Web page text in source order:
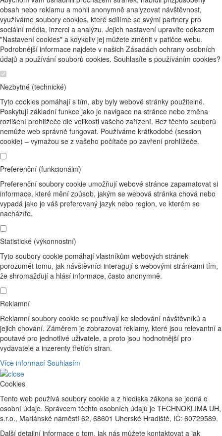
obsah nebo reklamu a mohli anonymně analyzovat návštěvnost,
využíváme soubory cookies, které sdílíme se svými partnery pro
sociální média, inzerci a analýzu. Jejich nastavení upravíte odkazem
"Nastavení cookies" a kdykoliv jej můžete změnit v patičce webu.
Podrobnější informace najdete v našich Zásadách ochrany osobních
údajů a používání souborů cookies. Souhlasíte s používáním cookies?
Nezbytné (technické)
Tyto cookies pomáhají s tím, aby byly webové stránky použitelné.
Poskytují základní funkce jako je navigace na stránce nebo změna
rozlišení prohlížeče dle velikosti vašeho zařízení. Bez těchto souborů
nemůže web správně fungovat. Používáme krátkodobé (session
cookie) – vymažou se z vašeho počítače po zavření prohlížeče.
Preferenční (funkcionální)
Preferenční soubory cookie umožňují webové stránce zapamatovat si
informace, které mění způsob, jakým se webová stránka chová nebo
vypadá jako je váš preferovaný jazyk nebo region, ve kterém se
nacházíte.
Statistické (výkonnostní)
Tyto soubory cookie pomáhají vlastníkům webových stránek
porozumět tomu, jak návštěvníci interagují s webovými stránkami tím,
že shromažďují a hlásí informace, často anonymně.
Reklamní
Reklamní soubory cookie se používají ke sledování návštěvníků a
jejich chování. Záměrem je zobrazovat reklamy, které jsou relevantní a
poutavé pro jednotlivé uživatele, a proto jsou hodnotnější pro
vydavatele a inzerenty třetích stran.
Více informací Souhlasím
Cookies
Tento web používá soubory cookie a z hlediska zákona se jedná o
osobní údaje. Správcem těchto osobních údajů je TECHNOKLIMA UH,
s.r.o., Mariánské náměstí 62, 68601 Uherské Hradiště, IČ: 60729589.
Další detailní informace o tom, jak nás můžete kontaktovat a jak